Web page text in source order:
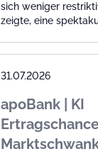
sich weniger
zeigte, eine
31.07.2026
apoBank | KI